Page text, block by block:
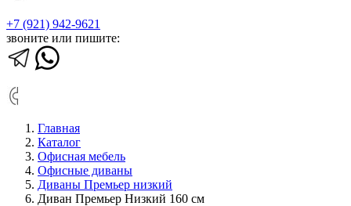
+7 (921) 942-9621
звоните или пишите:
Главная
Каталог
Офисная мебель
Офисные диваны
Диваны Премьер низкий
Диван Премьер Низкий 160 см